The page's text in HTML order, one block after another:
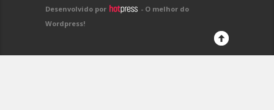
Desenvolvido por
- O melhor do
Wordpress!